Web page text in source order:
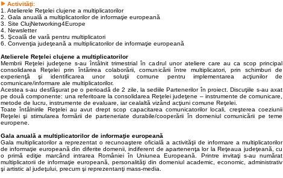
Activităţi:
1. Atelierele Reţelei clujene a multiplicatorilor
2. Gala anuală a multiplicatorilor de informaţie europeană
3. Site ClujNetworking4Europe
4. Newsletter
5. Şcoală de vară pentru multiplicatori
6. Convenţia judeţeană a multiplicatorilor de informaţie europeană
Atelierele Reţelei clujene a multiplicatorilor
Membrii Reţelei judeţene s-au întâlnit trimestrial în cadrul unor ateliere care au ca scop principal
consolidarea Reţelei prin întărirea colaborării, comunicării între multiplicatori, prin schimburi de
experienţă şi identificarea unor soluţii comune pentru implementarea acţiunilor de
comunicare/informare ale multiplicatorilor.
Acestea s-au desfăşurat pe o perioadă de 2 zile, la sediile Partenerilor în proiect. Discuţiile s-au axat
pe două componente: una referitoare la consolidarea Reţelei judeţene – instrumente de comunicare,
metode de lucru, instrumente de evaluare, iar cealaltă vizând acţiuni comune Reţelei.
Toate întâlnirile Reţelei au avut drept scop capacitarea comunicatorilor locali, creşterea coeziunii
Reţelei şi stimularea formării de parteneriate durabile/cooperării în domeniul comunicării pe teme
europene.
Gala anuală a multiplicatorilor de informaţie europeană
Gala multiplicatorilor a reprezentat o recunoaştere oficială a activităţii de informare a multiplicatorilor
de informaţie europeană din diferite domenii, indiferent de apartenenţa lor la Reţeaua judeţeană, cu
o primă ediţie marcând intrarea României în Uniunea Europeană. Printre invitaţi s-au numărat
multiplicatorii de informaţie europeană, personalităţi din domeniul academic, economic, administrativ
şi artistic al judeţului, precum şi reprezentanţi mass-media.